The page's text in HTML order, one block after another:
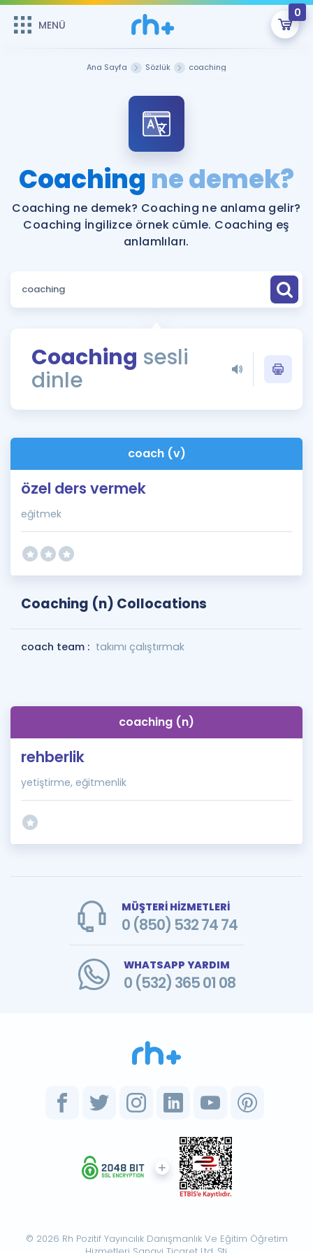
MENÜ
0
Şifremi Hatırlamıyorum
ÜYE DEĞİLİM
Sepetin Şu An Boş.
Remzi Hoca ile seni sınava hazırlayacak onlarca eğitim seni
bekliyor!
MENÜ
Katılımcı Görüşleri
Faydalı Araçlar
Sözlük
Rehberlik Aracı
ÖSYM Sınav Takvimi
İngilizce Gramer
Hakkımızda
Ana Sayfa Sözlük coaching
Coaching ne demek?
Coaching ne demek? Coaching ne anlama gelir?
Coaching İngilizce örnek cümle. Coaching eş
anlamlıları.
Coaching sesli
dinle
coach (v)
özel ders vermek
eğitmek
Coaching (n) Collocations
coach team : takımı çalıştırmak
coaching (n)
rehberlik
yetiştirme, eğitmenlik
MÜŞTERİ HİZMETLERİ
0 (850) 532 74 74
WHATSAPP YARDIM
0 (532) 365 01 08
© 2026 Rh Pozitif Yayıncılık Danışmanlık Ve Eğitim Öğretim